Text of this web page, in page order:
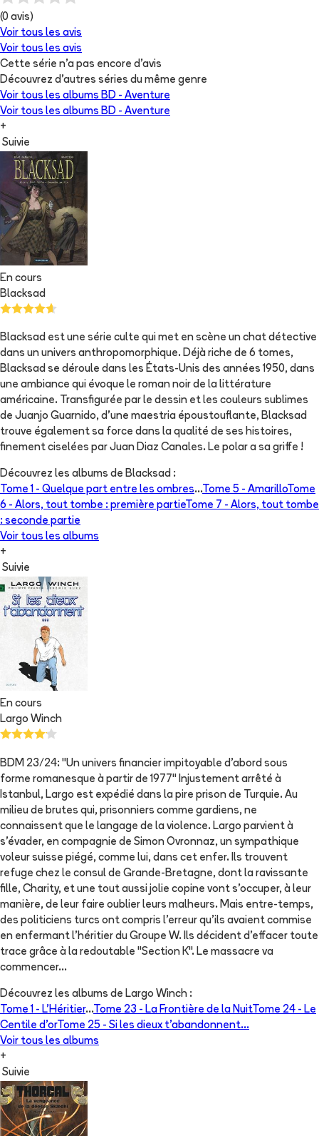
(0 avis)
Voir tous les avis
Voir tous les avis
Cette série n'a pas encore d'avis
Découvrez d'autres séries du même genre
Voir tous les albums BD - Aventure
Voir tous les albums BD - Aventure
+
Suivie
En cours
Blacksad
Blacksad est une série culte qui met en scène un chat détective
dans un univers anthropomorphique. Déjà riche de 6 tomes,
Blacksad se déroule dans les États-Unis des années 1950, dans
une ambiance qui évoque le roman noir de la littérature
américaine. Transfigurée par le dessin et les couleurs sublimes
de Juanjo Guarnido, d'une maestria époustouflante, Blacksad
trouve également sa force dans la qualité de ses histoires,
finement ciselées par Juan Diaz Canales. Le polar a sa griffe !
Découvrez les albums de Blacksad :
Tome 1 - Quelque part entre les ombres...Tome 5 - AmarilloTome
6 - Alors, tout tombe : première partieTome 7 - Alors, tout tombe
: seconde partie
Voir tous les albums
+
Suivie
En cours
Largo Winch
BDM 23/24: "Un univers financier impitoyable d'abord sous
forme romanesque à partir de 1977" Injustement arrêté à
Istanbul, Largo est expédié dans la pire prison de Turquie. Au
milieu de brutes qui, prisonniers comme gardiens, ne
connaissent que le langage de la violence. Largo parvient à
s'évader, en compagnie de Simon Ovronnaz, un sympathique
voleur suisse piégé, comme lui, dans cet enfer. Ils trouvent
refuge chez le consul de Grande-Bretagne, dont la ravissante
fille, Charity, et une tout aussi jolie copine vont s'occuper, à leur
manière, de leur faire oublier leurs malheurs. Mais entre-temps,
des politiciens turcs ont compris l'erreur qu'ils avaient commise
en enfermant l'héritier du Groupe W. Ils décident d'effacer toute
trace grâce à la redoutable "Section K". Le massacre va
commencer...
Découvrez les albums de Largo Winch :
Tome 1 - L'Héritier...Tome 23 - La Frontière de la NuitTome 24 - Le
Centile d'orTome 25 - Si les dieux t'abandonnent...
Voir tous les albums
+
Suivie